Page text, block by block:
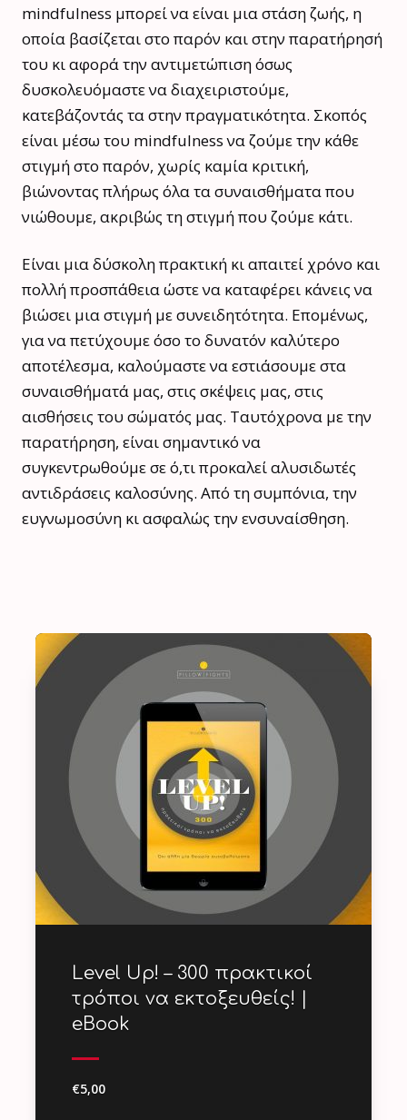
mindfulness μπορεί να είναι μια στάση ζωής, η
οποία βασίζεται στο παρόν και στην παρατήρησή
του κι αφορά την αντιμετώπιση όσως
δυσκολευόμαστε να διαχειριστούμε,
κατεβάζοντάς τα στην πραγματικότητα. Σκοπός
είναι μέσω του mindfulness να ζούμε την κάθε
στιγμή στο παρόν, χωρίς καμία κριτική,
βιώνοντας πλήρως όλα τα συναισθήματα που
νιώθουμε, ακριβώς τη στιγμή που ζούμε κάτι.
Είναι μια δύσκολη πρακτική κι απαιτεί χρόνο και
πολλή προσπάθεια ώστε να καταφέρει κάνεις να
βιώσει μια στιγμή με συνειδητότητα. Επομένως,
για να πετύχουμε όσο το δυνατόν καλύτερο
αποτέλεσμα, καλούμαστε να εστιάσουμε στα
συναισθήματά μας, στις σκέψεις μας, στις
αισθήσεις του σώματός μας. Ταυτόχρονα με την
παρατήρηση, είναι σημαντικό να
συγκεντρωθούμε σε ό,τι προκαλεί αλυσιδωτές
αντιδράσεις καλοσύνης. Από τη συμπόνια, την
ευγνωμοσύνη κι ασφαλώς την ενσυναίσθηση.
Level Up! – 300 πρακτικοί
τρόποι να εκτοξευθείς! |
eBook
€5,00